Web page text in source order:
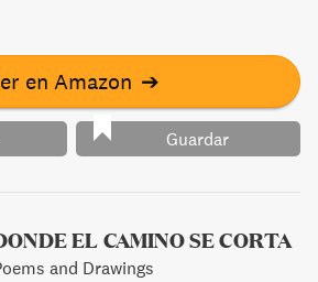
en Amazon ➔
Guardar
EL CAMINO SE CORTA
and Drawings